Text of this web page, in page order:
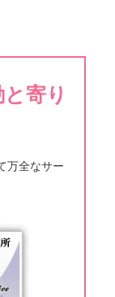
寄り
万全なサー